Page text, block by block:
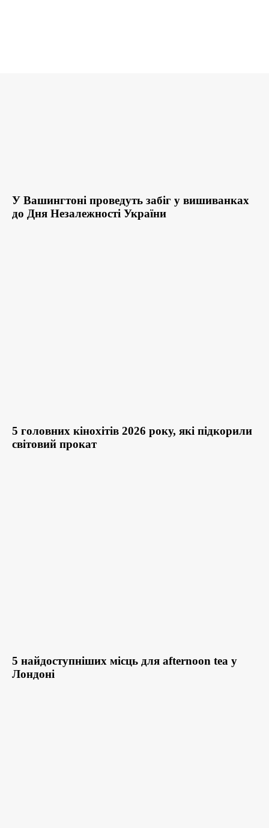
У Вашингтоні проведуть забіг у вишиванках
до Дня Незалежності України
5 головних кінохітів 2026 року, які підкорили
світовий прокат
5 найдоступніших місць для afternoon tea у
Лондоні